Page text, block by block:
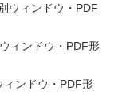
ウィンドウ・PDF
ィンドウ・PDF形
ンドウ・PDF形